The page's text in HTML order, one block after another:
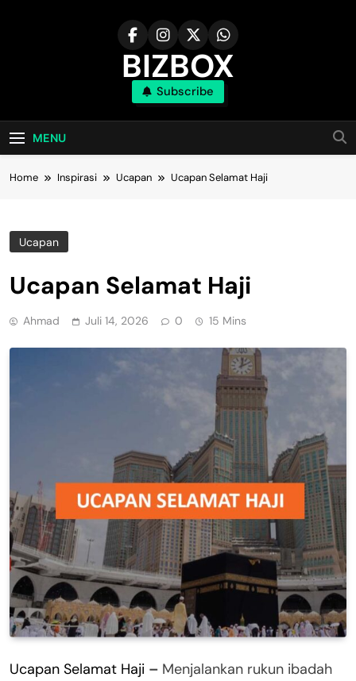
BIZBOX
Bizbox – Media Informasi Terkini
Subscribe
MENU
Home Inspirasi Ucapan Ucapan Selamat Haji
Ucapan
Ucapan Selamat Haji
Ahmad Juli 14, 2026 0 15 Mins
Ucapan Selamat Haji – Menjalankan rukun ibadah